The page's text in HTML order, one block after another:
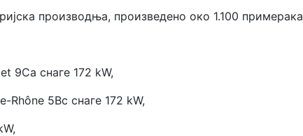
производња, произведено око 1.100 примерака
9Ca снаге 172 kW,
5Bc снаге 172 kW,